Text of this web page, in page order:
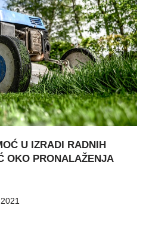
U IZRADI RADNIH
OKO PRONALAŽENJA